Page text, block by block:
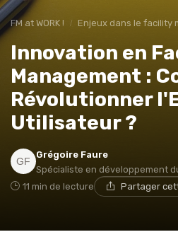
FM at WORK ! Enjeux dans le facility
Innovation en
Management :
Révolutionner
Utilisateur ?
Grégoire Faure
Spécialiste en développement
11 min de lecture Partager